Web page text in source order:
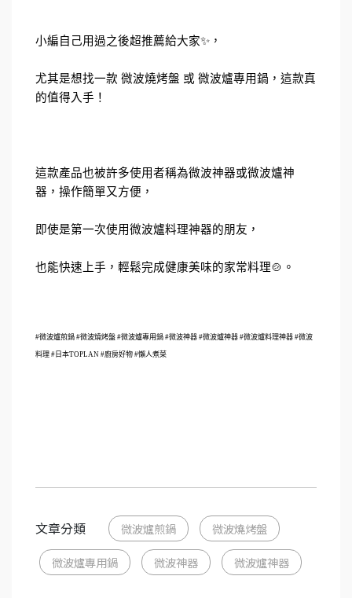
小編自己用過之後超推薦給大家✨，
尤其是想找一款 微波燒烤盤 或 微波爐專用鍋，這款真
的值得入手！
這款產品也被許多使用者稱為微波神器或微波爐神
器，操作簡單又方便，
即使是第一次使用微波爐料理神器的朋友，
也能快速上手，輕鬆完成健康美味的家常料理🍲。
#微波爐煎鍋 #微波燒烤盤 #微波爐專用鍋 #微波神器 #微波爐神器 #微波爐料理神器 #微波
料理 #日本TOPLAN #廚房好物 #懶人煮菜
文章分類 微波爐煎鍋 微波燒烤盤
微波爐專用鍋 微波神器 微波爐神器